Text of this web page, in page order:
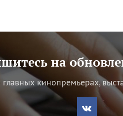
на
кинопремьерах,